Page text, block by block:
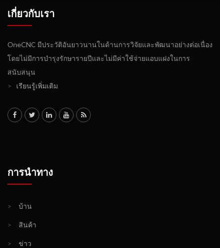
เกี่ยวกับเรา
OneCNC มีประวัติอันยาวนานในด้านการวิจัยและพัฒนาอย่างต่อเนื่อง
โดยไม่มีการบำรุงรักษารายปีและไม่มีค่าใช้จ่ายแอบแฝงในการ
สนับสนุน
>
เรียนรู้เพิ่มเติม
การนำทาง
> บ้าน
> สินค้า
> ข่าว